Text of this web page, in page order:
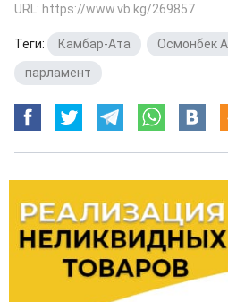
URL: https://www.vb.kg/269857
Теги: Камбар-Ата Осмонбек
парламент